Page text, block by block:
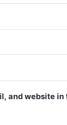
and website